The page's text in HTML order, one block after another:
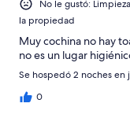
No le gustó:
la propiedad
Muy cochina no hay
no es un lugar
Se hospedó 2 noches
0